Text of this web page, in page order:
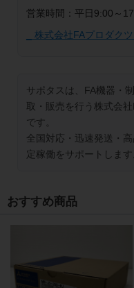
営業時間：平日9:00～
_ 株式会社FAプロダク
サポタスは、FA機器・
取・販売を行う株式会
です。
全国対応・迅速発送・
定稼働をサポートします
おすすめ商品